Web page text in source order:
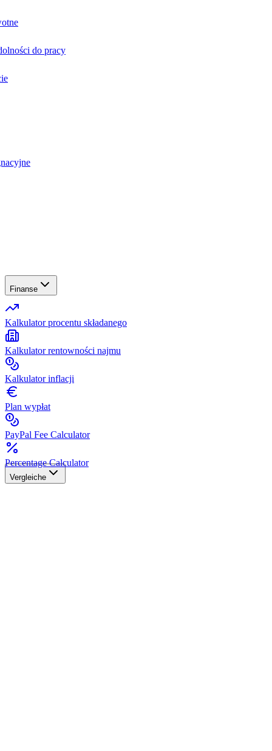
do pracy
Finanse
Kalkulator procentu składanego
Kalkulator rentowności najmu
Kalkulator inflacji
Plan wypłat
PayPal Fee Calculator
Percentage Calculator
Vergleiche